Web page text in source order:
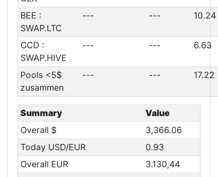
BEE :
SWAP.LTC
--- --- 10.24
CCD :
SWAP.HIVE
--- --- 6.63
Pools <5$
zusammen
--- --- 17.22
Summary
Value
Overall $
3,366.06
Today USD/EUR
0.93
Overall EUR
3.130,44